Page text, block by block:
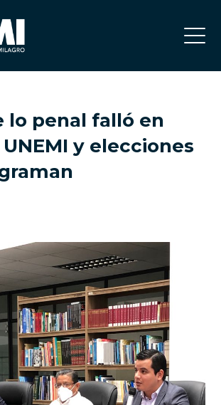
lo penal falló en
y elecciones